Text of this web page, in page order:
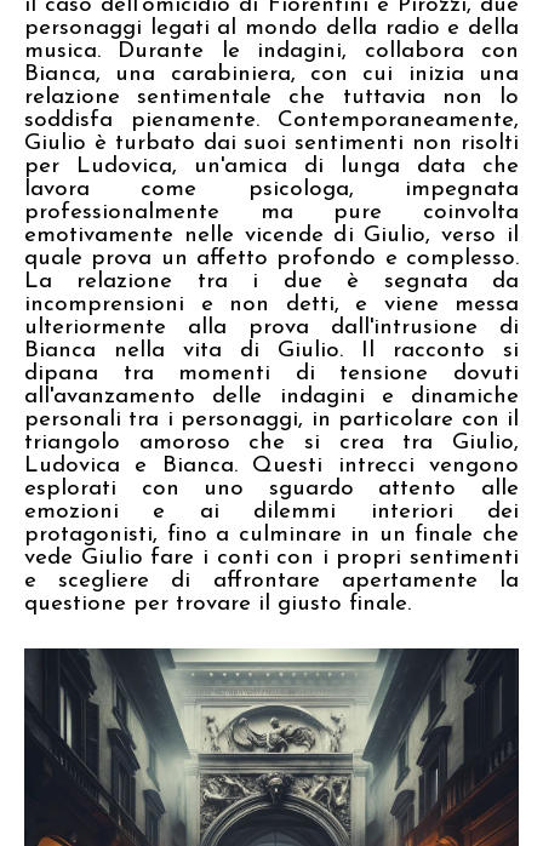
il caso dell'omicidio di Fiorentini e Pirozzi, due
personaggi legati al mondo della radio e della
musica. Durante le indagini, collabora con
Bianca, una carabiniera, con cui inizia una
relazione sentimentale che tuttavia non lo
soddisfa pienamente. Contemporaneamente,
Giulio è turbato dai suoi sentimenti non risolti
per Ludovica, un'amica di lunga data che
lavora come psicologa, impegnata
professionalmente ma pure coinvolta
emotivamente nelle vicende di Giulio, verso il
quale prova un affetto profondo e complesso.
La relazione tra i due è segnata da
incomprensioni e non detti, e viene messa
ulteriormente alla prova dall'intrusione di
Bianca nella vita di Giulio. Il racconto si
dipana tra momenti di tensione dovuti
all'avanzamento delle indagini e dinamiche
personali tra i personaggi, in particolare con il
triangolo amoroso che si crea tra Giulio,
Ludovica e Bianca. Questi intrecci vengono
esplorati con uno sguardo attento alle
emozioni e ai dilemmi interiori dei
protagonisti, fino a culminare in un finale che
vede Giulio fare i conti con i propri sentimenti
e scegliere di affrontare apertamente la
questione per trovare il giusto finale.